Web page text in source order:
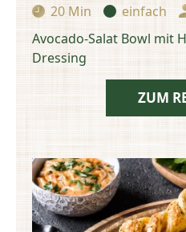
Zubereitungszeit:
20 Min einfach
Avocado-Salat Bowl mit
Dressing
ZUM